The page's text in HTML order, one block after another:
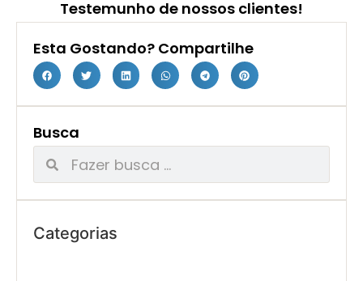
Testemunho de nossos clientes!
Esta Gostando? Compartilhe
Busca
Categorias